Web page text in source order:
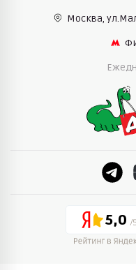
Москва,
5,0